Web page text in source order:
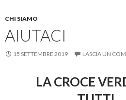
CHI SIAMO
AIUTACI
15 SETTEMBRE 2019 LASCIA UN
LA CROCE